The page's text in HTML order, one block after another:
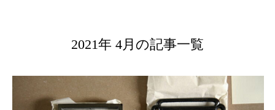
2021年 4月の記事一覧